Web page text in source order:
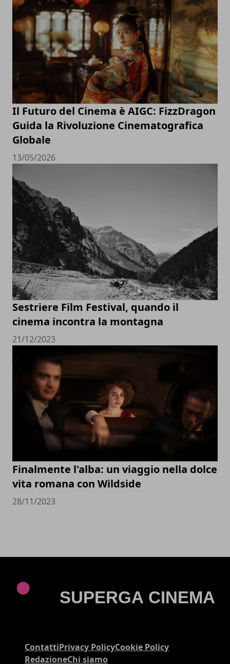
Il Futuro del Cinema è AIGC: FizzDragon
Guida la Rivoluzione Cinematografica
Globale
13/05/2026
Sestriere Film Festival, quando il
cinema incontra la montagna
21/12/2023
Finalmente l'alba: un viaggio nella dolce
vita romana con Wildside
28/11/2023
ContattiPrivacy PolicyCookie Policy
RedazioneChi siamo